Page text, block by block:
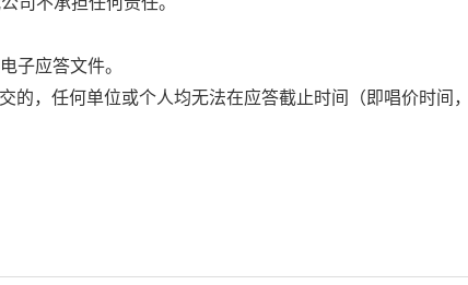
子应答文件。
，任何单位或个人均无法在应答截止时间（即唱价时间，